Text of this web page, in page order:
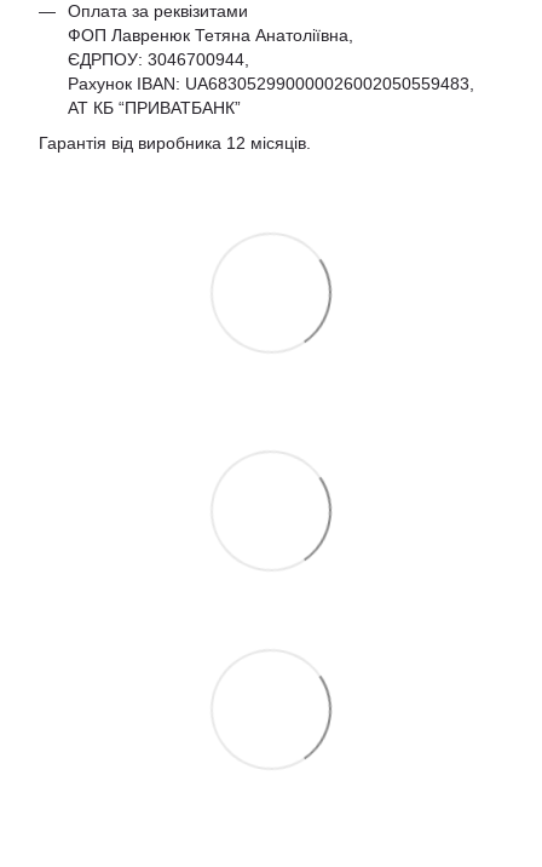
Оплата за реквізитами
ФОП Лавренюк Тетяна Анатоліївна,
ЄДРПОУ: 3046700944,
Рахунок IBAN: UA683052990000026002050559483,
АТ КБ “ПРИВАТБАНК”
Гарантія від виробника 12 місяців.